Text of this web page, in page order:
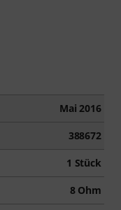
Mai 2016
388672
1 Stück
8 Ohm